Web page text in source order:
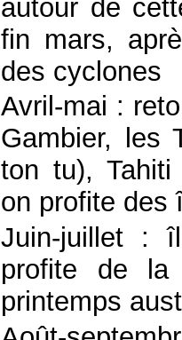
autour de
fin mars,
des cyclones
Avril-mai :
Gambier, les
ton tu),
on profite
Juin-juillet :
profite de
printemps